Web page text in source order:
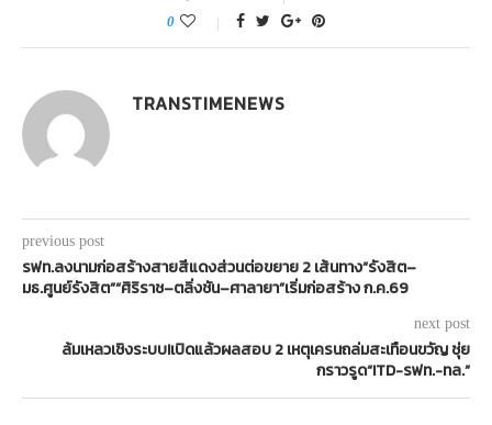
0
TRANSTIMENEWS
previous post
รฟท.ลงนามก่อสร้างสายสีแดงส่วนต่อขยาย 2 เส้นทาง“รังสิต–
มธ.ศูนย์รังสิต”“ศิริราช–ตลิ่งชัน–ศาลายา”เริ่มก่อสร้าง ก.ค.69
next post
ล้มเหลวเชิงระบบ!เปิดแล้วผลสอบ 2 เหตุเครนถล่มสะเทือนขวัญ ชุ่ย
กราวรูด“ITD-รฟท.-ทล.”